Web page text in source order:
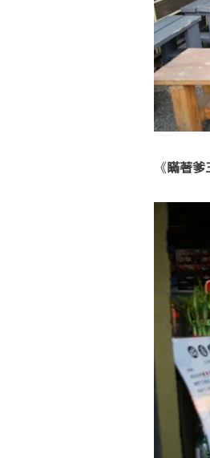
《瞞著爹